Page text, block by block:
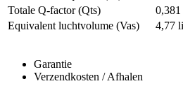
Totale Q-factor (Qts)
0,381
Equivalent luchtvolume (Vas)
4,77
Garantie
Verzendkosten / Afhalen